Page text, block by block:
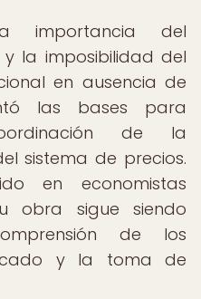
importancia del
la imposibilidad del
en ausencia de
las bases para
de la
sistema de precios.
en economistas
obra sigue siendo
de los
y la toma de